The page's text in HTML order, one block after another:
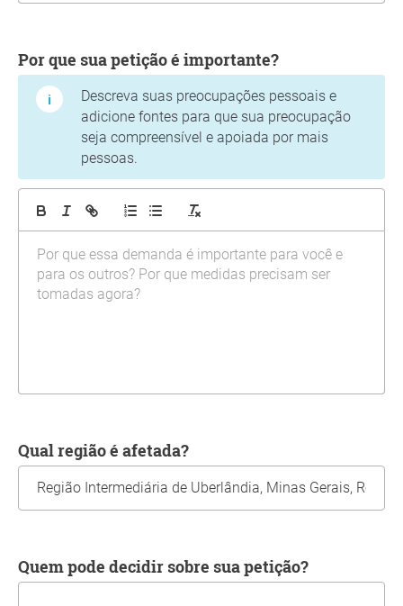
Por que sua petição é importante?
Descreva suas preocupações pessoais e
adicione fontes para que sua preocupação
seja compreensível e apoiada por mais
pessoas.
Qual região é afetada?
Quem pode decidir sobre sua petição?